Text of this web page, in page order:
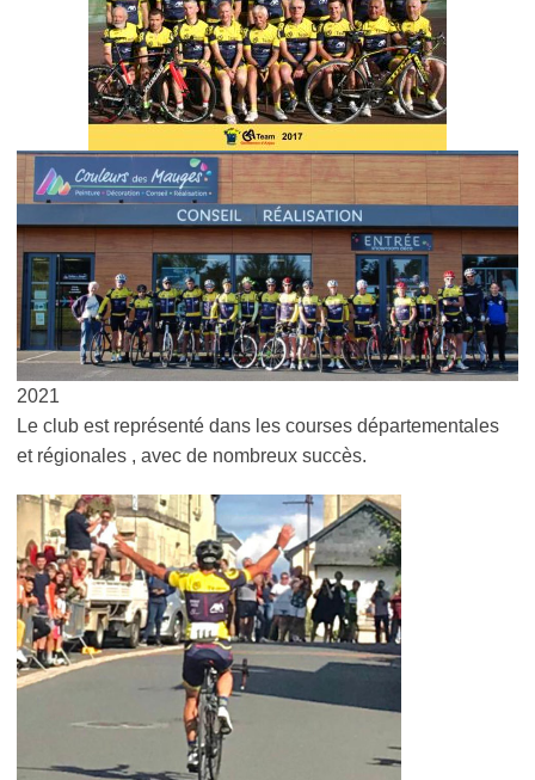
2021
Le club est représenté dans les courses départementales
et régionales , avec de nombreux succès.